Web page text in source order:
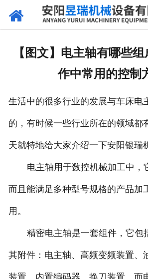
【图文】电主轴有哪些
作中常用的控制
生活中的很多行业的发展与车床电
的，有时候一些行业所在的领域都
天就特地给大家介绍一下安阳银瑞
电主轴用于数控机械加工中，
而且能满足多种型号规格的产品加
用。
精密电主轴是一套组件，它包
其附件：电主轴、高频变频装置、